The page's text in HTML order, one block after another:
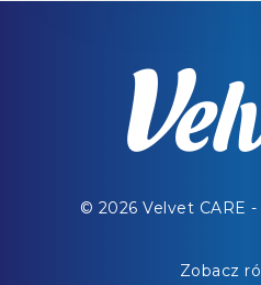
© 2026 Velvet CARE
Zobacz